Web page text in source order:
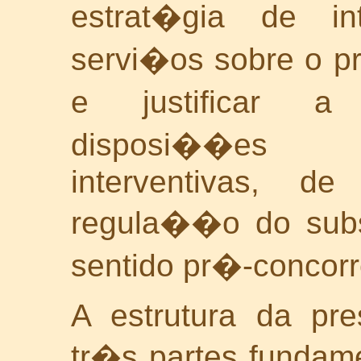
estrat�gia de
servi�os sobre o
e justificar a
disposi��es
interventivas,
regula��o do
sentido pr�-
A estrutura da